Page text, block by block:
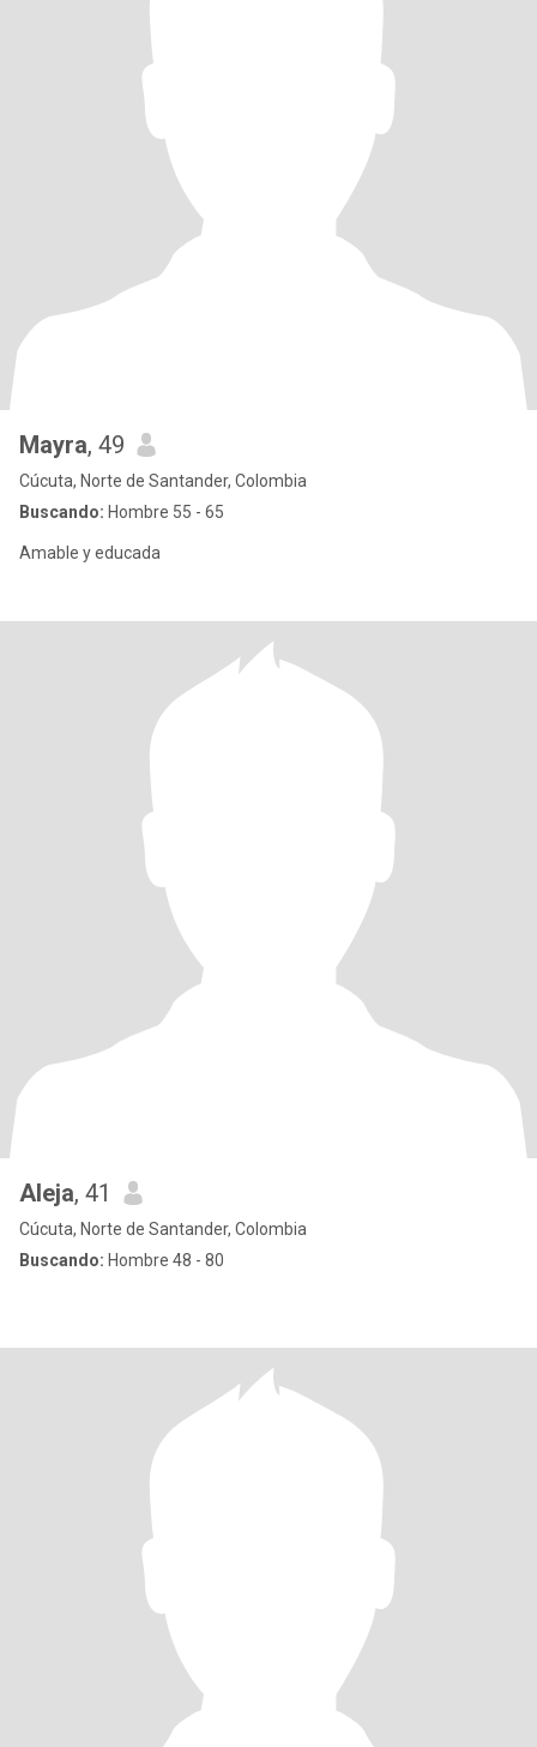
Mayra, 49
Cúcuta, Norte de Santander, Colombia
Buscando: Hombre 55 - 65
Amable y educada
Aleja, 41
Cúcuta, Norte de Santander, Colombia
Buscando: Hombre 48 - 80